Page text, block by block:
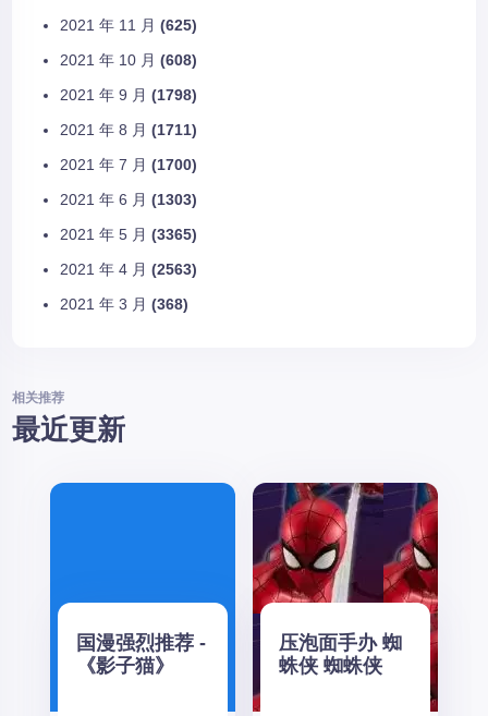
2021 年 11 月 (625)
2021 年 10 月 (608)
2021 年 9 月 (1798)
2021 年 8 月 (1711)
2021 年 7 月 (1700)
2021 年 6 月 (1303)
2021 年 5 月 (3365)
2021 年 4 月 (2563)
2021 年 3 月 (368)
相关推荐
最近更新
国漫强烈推荐 -
《影子猫》
压泡面手办 蜘
蛛侠 蜘蛛侠